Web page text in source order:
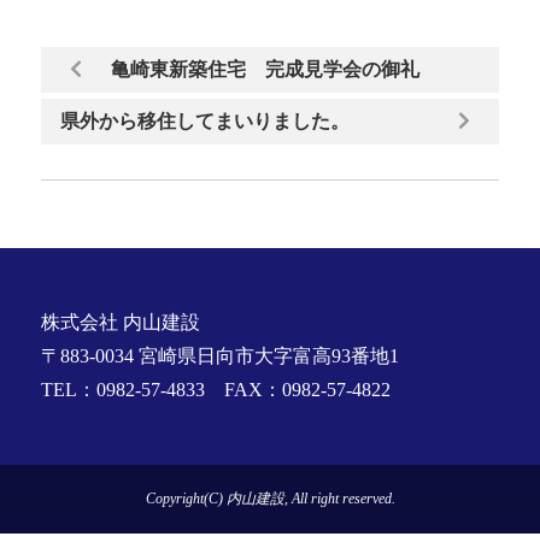
亀崎東新築住宅 完成見学会の御礼
県外から移住してまいりました。
株式会社 内山建設
〒883-0034 宮崎県日向市大字富高93番地1
TEL：0982-57-4833 FAX：0982-57-4822
Copyright(C) 内山建設, All right reserved.